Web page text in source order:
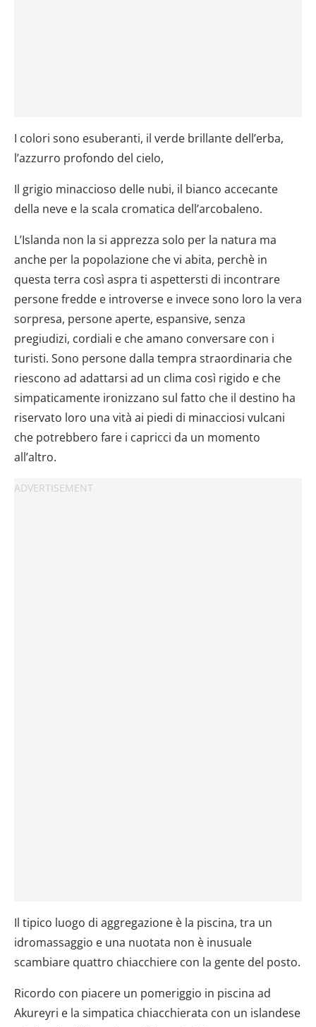
I colori sono esuberanti, il verde brillante dell’erba,
l’azzurro profondo del cielo,
Il grigio minaccioso delle nubi, il bianco accecante
della neve e la scala cromatica dell’arcobaleno.
L’Islanda non la si apprezza solo per la natura ma
anche per la popolazione che vi abita, perchè in
questa terra così aspra ti aspettersti di incontrare
persone fredde e introverse e invece sono loro la vera
sorpresa, persone aperte, espansive, senza
pregiudizi, cordiali e che amano conversare con i
turisti. Sono persone dalla tempra straordinaria che
riescono ad adattarsi ad un clima così rigido e che
simpaticamente ironizzano sul fatto che il destino ha
riservato loro una vità ai piedi di minacciosi vulcani
che potrebbero fare i capricci da un momento
all’altro.
Il tipico luogo di aggregazione è la piscina, tra un
idromassaggio e una nuotata non è inusuale
scambiare quattro chiacchiere con la gente del posto.
Ricordo con piacere un pomeriggio in piscina ad
Akureyri e la simpatica chiacchierata con un islandese